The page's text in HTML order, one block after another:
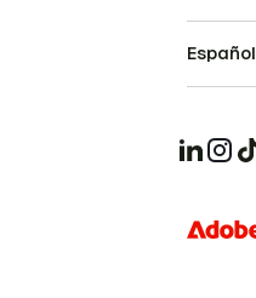
Español